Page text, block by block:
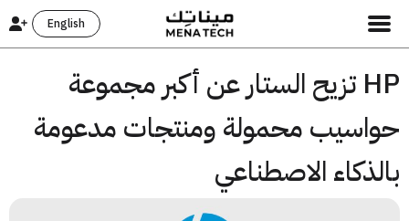
English
HP تزيح الستار عن أكبر مجموعة
محمولة ومنتجات مدعومة
الاصطناعي